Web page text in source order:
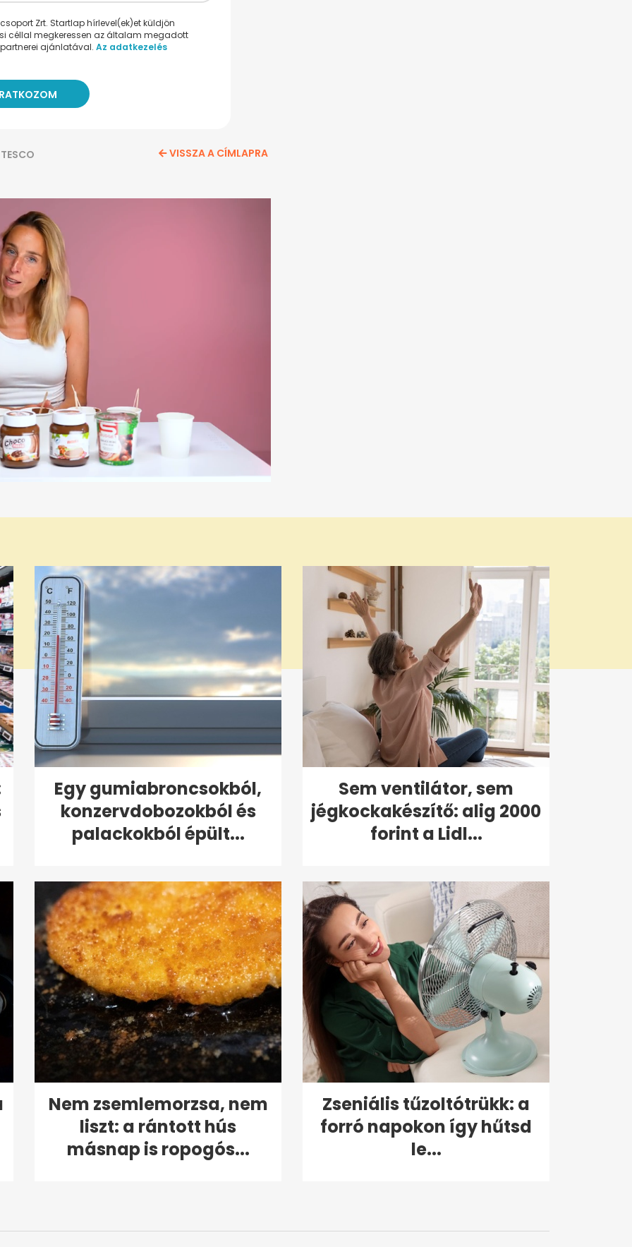
Zrt. Startlap hírlevel(ek)et küldjön
céllal megkeressen az általam megadott
ajánlatával. Az adatkezelés
TESCO VISSZA A CÍMLAPRA
Egy gumiabroncsokból,
konzervdobozokból és
palackokból épült...
Sem ventilátor, sem
jégkockakészítő: alig 2000
forint a Lidl...
Nem zsemlemorzsa, nem
liszt: a rántott hús
másnap is ropogós...
Zseniális tűzoltótrükk: a
forró napokon így hűtsd
le...